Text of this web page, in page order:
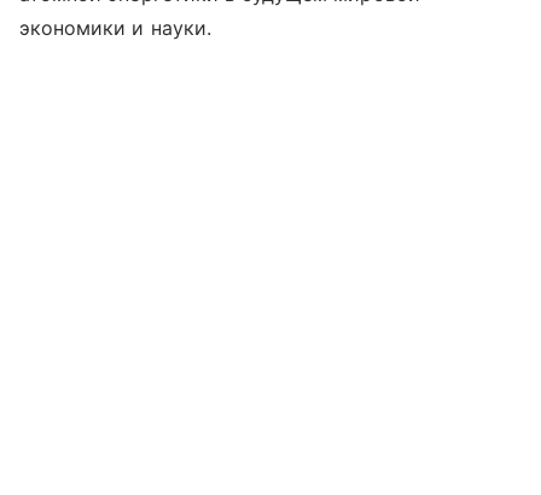
экономики и науки.